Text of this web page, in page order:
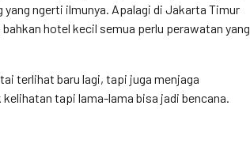
ngerti ilmunya. Apalagi di Jakarta Timur
hotel kecil semua perlu perawatan yang
terlihat baru lagi, tapi juga menjaga
tapi lama-lama bisa jadi bencana.